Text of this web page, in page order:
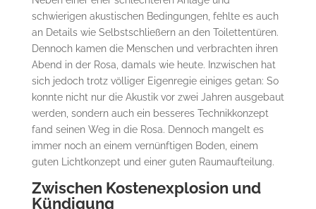
schwierigen akustischen Bedingungen, fehlte es auch
an Details wie Selbstschließern an den Toilettentüren.
Dennoch kamen die Menschen und verbrachten ihren
Abend in der Rosa, damals wie heute. Inzwischen hat
sich jedoch trotz völliger Eigenregie einiges getan: So
konnte nicht nur die Akustik vor zwei Jahren ausgebaut
werden, sondern auch ein besseres Technikkonzept
fand seinen Weg in die Rosa. Dennoch mangelt es
immer noch an einem vernünftigen Boden, einem
guten Lichtkonzept und einer guten Raumaufteilung.
Zwischen Kostenexplosion und
Kündigung